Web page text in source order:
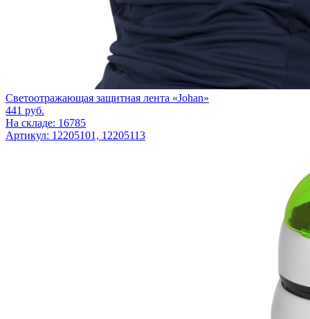
Светоотражающая защитная лента «Johan»
441 руб.
На складе: 16785
Артикул: 12205101, 12205113